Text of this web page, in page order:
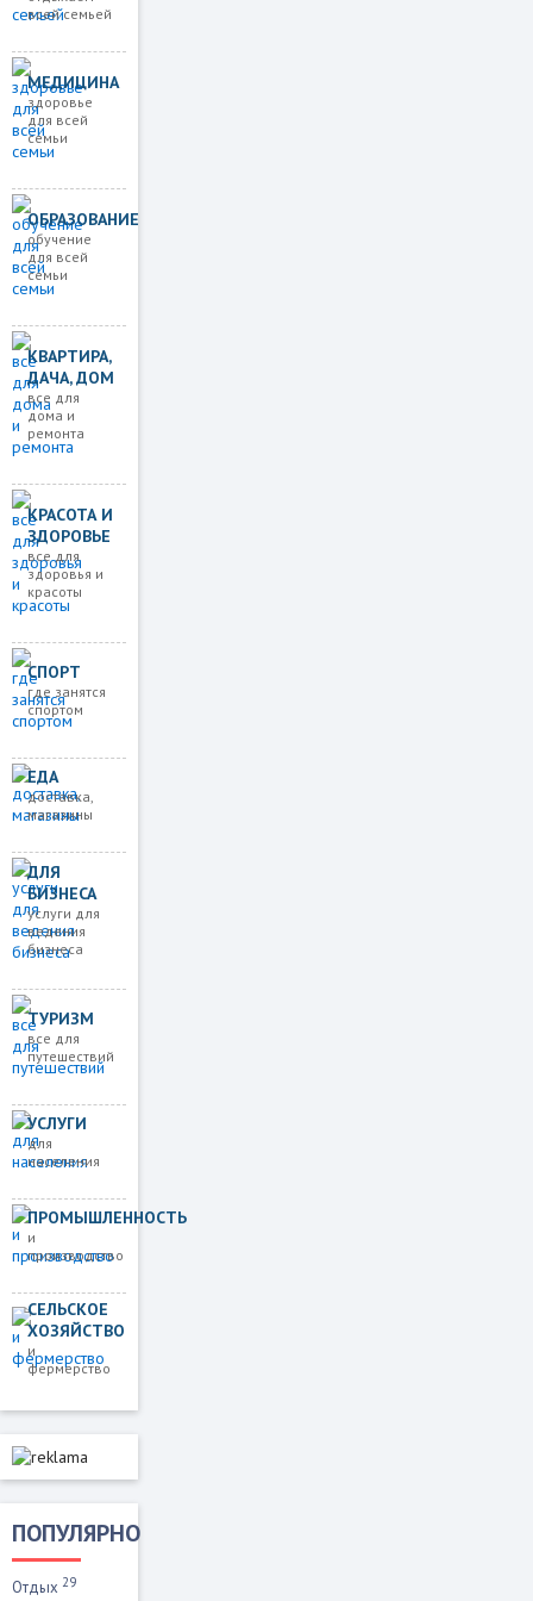
всей семьей
МЕДИЦИНА
здоровье
для всей
семьи
ОБРАЗОВАНИЕ
обучение
для всей
семьи
КВАРТИРА,
ДАЧА, ДОМ
все для
дома и
ремонта
КРАСОТА И
ЗДОРОВЬЕ
все для
здоровья и
красоты
СПОРТ
где занятся
спортом
ЕДА
доставка,
магазины
ДЛЯ
БИЗНЕСА
услуги для
ведения
бизнеса
ТУРИЗМ
все для
путешествий
УСЛУГИ
для
населения
ПРОМЫШЛЕННОСТЬ
и
производство
СЕЛЬСКОЕ
ХОЗЯЙСТВО
и
фермерство
ПОПУЛЯРНО
Отдых 29